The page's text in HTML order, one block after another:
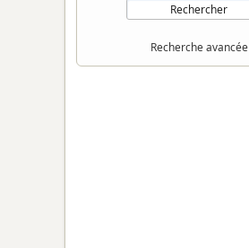
Recherche avancée